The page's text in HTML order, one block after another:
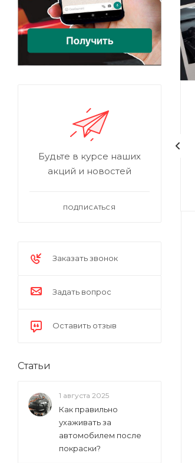
Будьте в курсе наших
акций и новостей
ПОДПИСАТЬСЯ
Заказать звонок
Задать вопрос
Оставить отзыв
Статьи
1 августа 2025
Как правильно
ухаживать за
автомобилем после
покраски?